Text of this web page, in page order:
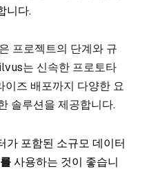
니다.
프로젝트의 단계와 규
는 신속한 프로토타
이즈 배포까지 다양한 요
솔루션을 제공합니다.
가 포함된 소규모 데이터
사용하는 것이 좋습니